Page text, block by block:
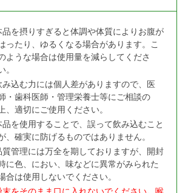
品を摂りすぎると体調や体質によりお腹が
ったり、ゆるくなる場合があります。こ
ような場合は使用量を減らしてくださ
。
み込む力には個人差がありますので、医
・歯科医師・管理栄養士等にご相談の
上、適切にご使用ください。
品を使用することで、誤って飲み込むこと
、確実に防げるものではありません。
質管理には万全を期しておりますが、開封
に色、におい、味などに異常がみられた
合は使用しないでください。